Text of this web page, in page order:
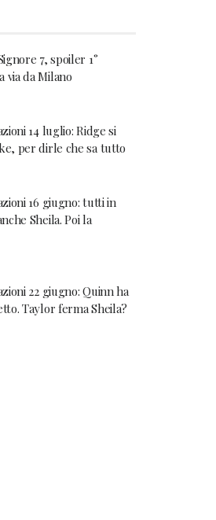
7, spoiler 1°
via da Milano
14 luglio: Ridge si
per dirle che sa tutto
16 giugno: tutti in
Sheila. Poi la
22 giugno: Quinn ha
Taylor ferma Sheila?